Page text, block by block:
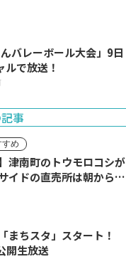
バレーボール大会」9日
で放送！
事
め
津南町のトウモロコシが
イドの直売所は朝から長
まちスタ」スタート！
開生放送